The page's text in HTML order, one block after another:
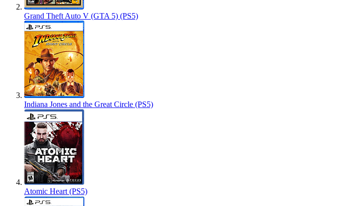
Grand Theft Auto V (GTA 5) (PS5)
Indiana Jones and the Great Circle (PS5)
Atomic Heart (PS5)